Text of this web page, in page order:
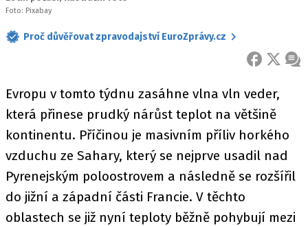
Foto: Pixabay
Proč důvěřovat zpravodajství EuroZprávy.cz
FACEBOOK
X
Evropu v tomto týdnu zasáhne vlna vln veder,
která přinese prudký nárůst teplot na většině
kontinentu. Příčinou je masivním příliv horkého
vzduchu ze Sahary, který se nejprve usadil nad
Pyrenejským poloostrovem a následně se rozšířil
do jižní a západní části Francie. V těchto
oblastech se již nyní teploty běžně pohybují mezi